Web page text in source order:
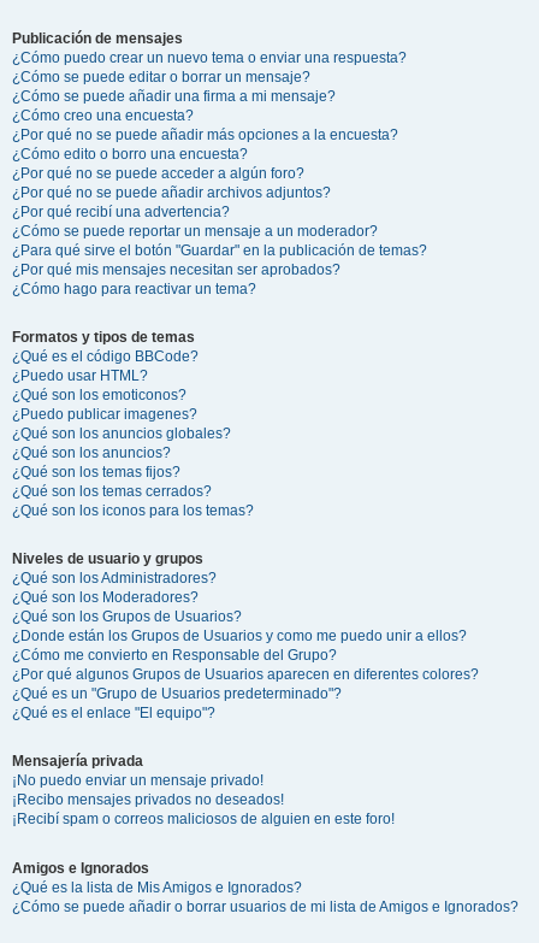
Publicación de mensajes
¿Cómo puedo crear un nuevo tema o enviar una respuesta?
¿Cómo se puede editar o borrar un mensaje?
¿Cómo se puede añadir una firma a mi mensaje?
¿Cómo creo una encuesta?
¿Por qué no se puede añadir más opciones a la encuesta?
¿Cómo edito o borro una encuesta?
¿Por qué no se puede acceder a algún foro?
¿Por qué no se puede añadir archivos adjuntos?
¿Por qué recibí una advertencia?
¿Cómo se puede reportar un mensaje a un moderador?
¿Para qué sirve el botón "Guardar" en la publicación de temas?
¿Por qué mis mensajes necesitan ser aprobados?
¿Cómo hago para reactivar un tema?
Formatos y tipos de temas
¿Qué es el código BBCode?
¿Puedo usar HTML?
¿Qué son los emoticonos?
¿Puedo publicar imagenes?
¿Qué son los anuncios globales?
¿Qué son los anuncios?
¿Qué son los temas fijos?
¿Qué son los temas cerrados?
¿Qué son los iconos para los temas?
Niveles de usuario y grupos
¿Qué son los Administradores?
¿Qué son los Moderadores?
¿Qué son los Grupos de Usuarios?
¿Donde están los Grupos de Usuarios y como me puedo unir a ellos?
¿Cómo me convierto en Responsable del Grupo?
¿Por qué algunos Grupos de Usuarios aparecen en diferentes colores?
¿Qué es un "Grupo de Usuarios predeterminado"?
¿Qué es el enlace "El equipo"?
Mensajería privada
¡No puedo enviar un mensaje privado!
¡Recibo mensajes privados no deseados!
¡Recibí spam o correos maliciosos de alguien en este foro!
Amigos e Ignorados
¿Qué es la lista de Mis Amigos e Ignorados?
¿Cómo se puede añadir o borrar usuarios de mi lista de Amigos e Ignorados?